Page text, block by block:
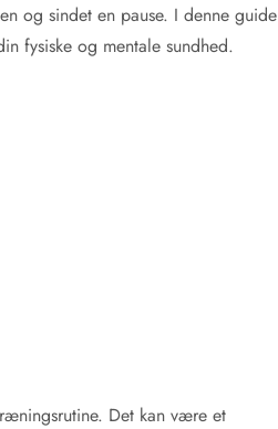
og sindet en pause. I denne guide
fysiske og mentale sundhed.
Det kan være et